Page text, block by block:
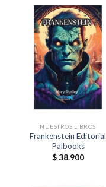
NUESTROS LIBROS
Frankenstein Editorial
Palbooks
$38.900